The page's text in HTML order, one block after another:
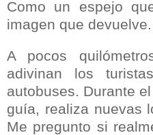
Como un espejo
imagen que devuelve.
A pocos
adivinan los
autobuses. Durante
guía, realiza nuevas
Me pregunto si